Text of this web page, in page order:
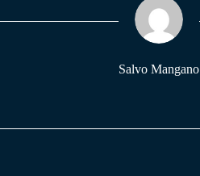
pp m
Salvo Mangano